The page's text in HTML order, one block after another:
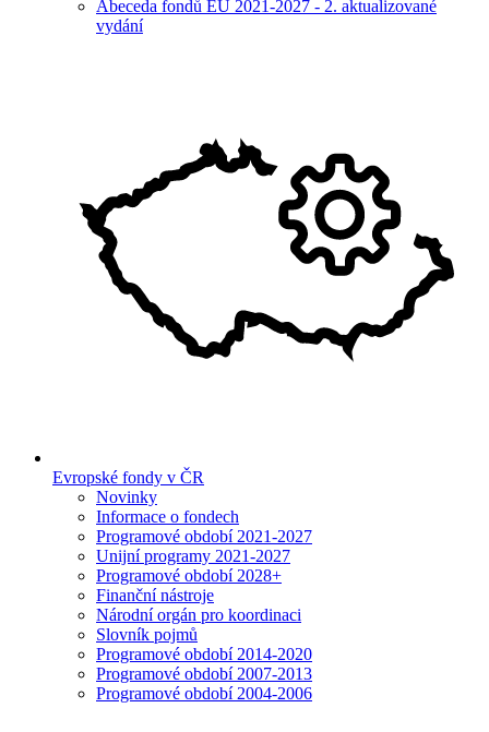
Abeceda fondů EU 2021-2027 - 2. aktualizované
vydání
Evropské fondy v ČR
Novinky
Informace o fondech
Programové období 2021-2027
Unijní programy 2021-2027
Programové období 2028+
Finanční nástroje
Národní orgán pro koordinaci
Slovník pojmů
Programové období 2014-2020
Programové období 2007-2013
Programové období 2004-2006